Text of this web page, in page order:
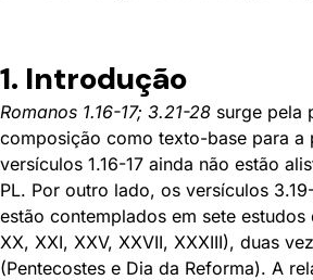
1. Introdução
Romanos 1.16-17; 3.21-28 surge pela
composição como texto-base para a
versículos 1.16-17 ainda não estão
PL. Por outro lado, os versículos
estão contemplados em sete estudos
XX, XXI, XXV, XXVII, XXXIII), duas
(Pentecostes e Dia da Reforma). A